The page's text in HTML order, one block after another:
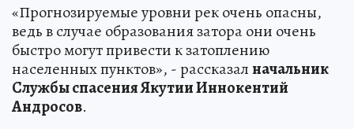
«Прогнозируемые уровни рек очень опасны,
ведь в случае образования затора они очень
быстро могут привести к затоплению
населенных пунктов», - рассказалначальник
Службы спасения Якутии Иннокентий
Андросов.